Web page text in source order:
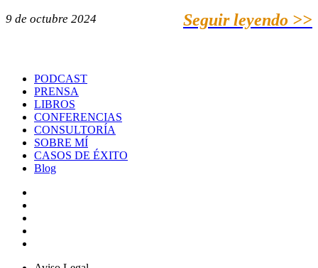
9 de octubre 2024 Seguir leyendo >>
PODCAST
PRENSA
LIBROS
CONFERENCIAS
CONSULTORÍA
SOBRE MÍ
CASOS DE ÉXITO
Blog